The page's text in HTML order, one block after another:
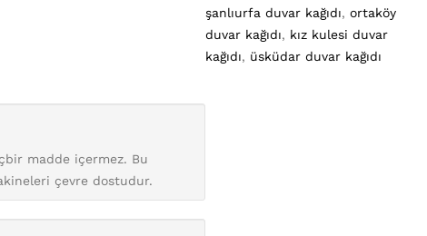
madde içermez. Bu
çevre dostudur.
şanlıurfa duvar kağıdı, ortaköy
duvar kağıdı, kız kulesi duvar
kağıdı, üsküdar duvar kağıdı